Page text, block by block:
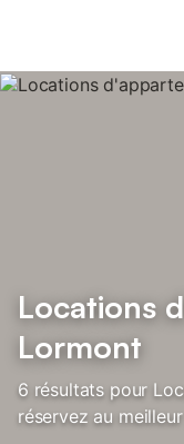
Locations
Lormont
6 résultats pour
réservez au